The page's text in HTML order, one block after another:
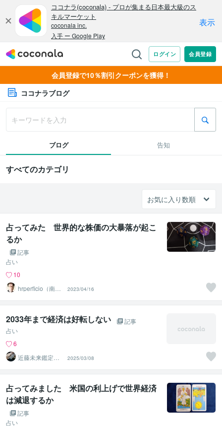
会員登録で10％割引クーポンを獲得！
ココナラブログ
ブログ 告知
すべてのカテゴリ
占ってみた 世界的な株価の大暴落が起こ
るか
記事
占い
10
hrperficio（南仙
台の父）
2023/04/16
2033年まで経済は好転しない
記事
占い
6
近藤未来鑑定
近藤 光 【移転
済】
2025/03/08
占ってみました 米国の利上げで世界経済
は減退するか
記事
占い